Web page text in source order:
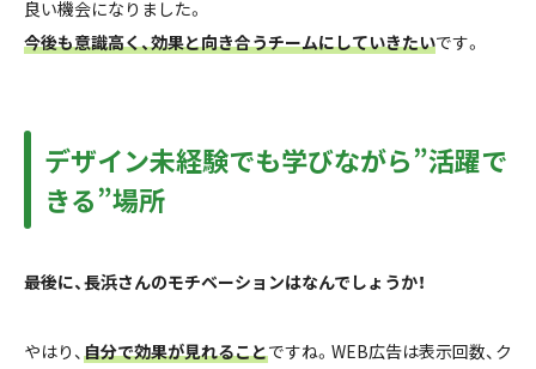
良い機会になりました。
今後も意識高く、効果と向き合うチームにしていきたいです。
デザイン未経験でも学びながら”活躍で
きる”場所
――最後に、長浜さんのモチベーションはなんでしょうか！
やはり、自分で効果が見れることですね。WEB広告は表示回数、ク